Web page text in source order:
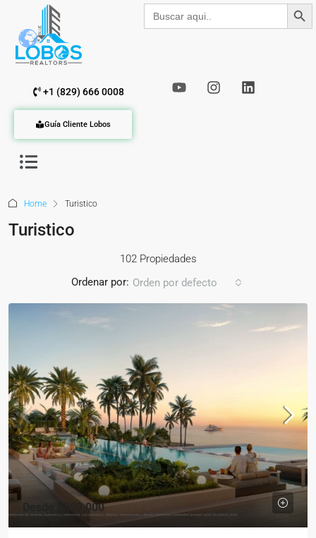
Buscar: Botón de
+1 (829) 666 0008
Guía Cliente Lobos
Home Turistico
Turistico
102 Propiedades
Ordenar por: Orden por defecto
Desde $299,000